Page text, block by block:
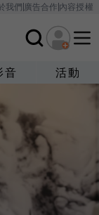
我們廣告合作內容授權
音 活動